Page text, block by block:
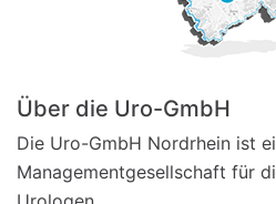
Über die Uro-GmbH
Die Uro-GmbH Nordrhein ist
Managementgesellschaft für